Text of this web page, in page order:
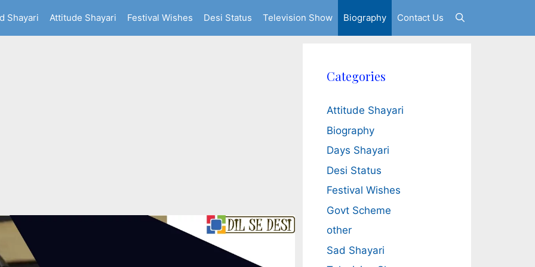
Shayari Attitude Shayari Festival Wishes Desi Status Television Show Biography Contact Us
Categories
Attitude Shayari
Biography
Days Shayari
Desi Status
Festival Wishes
Govt Scheme
other
Sad Shayari